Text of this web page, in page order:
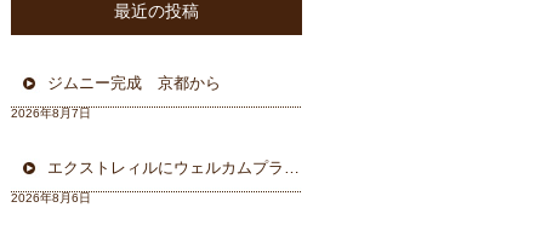
最近の投稿
ジムニー完成 京都から
2026年8月7日
エクストレィルにウェルカムプラン フォーカル三重県から
2026年8月6日